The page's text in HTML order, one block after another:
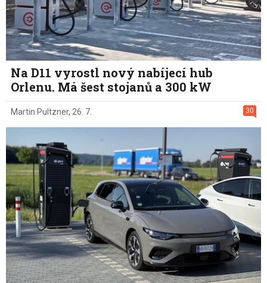
Na D11 vyrostl nový nabíjecí hub
Orlenu. Má šest stojanů a 300 kW
30
Martin Pultzner, 26. 7.